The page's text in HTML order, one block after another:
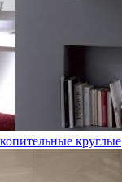
круглые